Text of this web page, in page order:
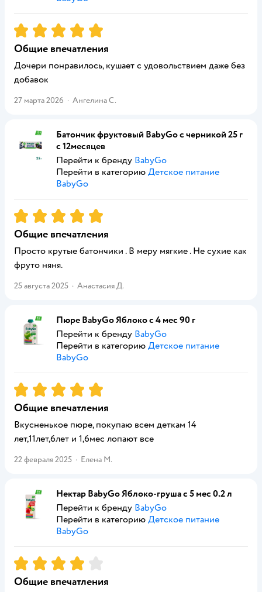
Рейтинг:5
Общие впечатления
Дочери понравилось, кушает с удовольствием даже без
добавок
27 марта 2026 · Ангелина С.
Батончик фруктовый BabyGo с черникой 25 г
с 12месяцев
Перейти к бренду BabyGo
Перейти в категорию Детское питание
BabyGo
Рейтинг:5
Общие впечатления
Просто крутые батончики . В меру мягкие . Не сухие как
фруто няня.
25 августа 2025 · Анастасия Д.
Пюре BabyGo Яблоко с 4 мес 90 г
Перейти к бренду BabyGo
Перейти в категорию Детское питание
BabyGo
Рейтинг:5
Общие впечатления
Вкусненькое пюре, покупаю всем деткам 14
лет,11лет,6лет и 1,6мес лопают все
22 февраля 2025 · Елена М.
Нектар BabyGo Яблоко-груша с 5 мес 0.2 л
Перейти к бренду BabyGo
Перейти в категорию Детское питание
BabyGo
Рейтинг:4
Общие впечатления